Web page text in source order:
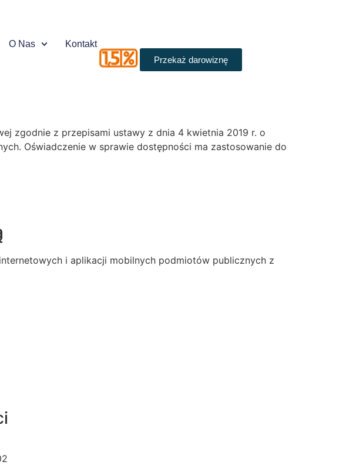
O Nas
Kontakt
Przekaż darowiznę
zgodnie z przepisami ustawy z dnia 4 kwietnia 2019 r. o
Oświadczenie w sprawie dostępności ma zastosowanie do
i aplikacji mobilnych podmiotów publicznych z